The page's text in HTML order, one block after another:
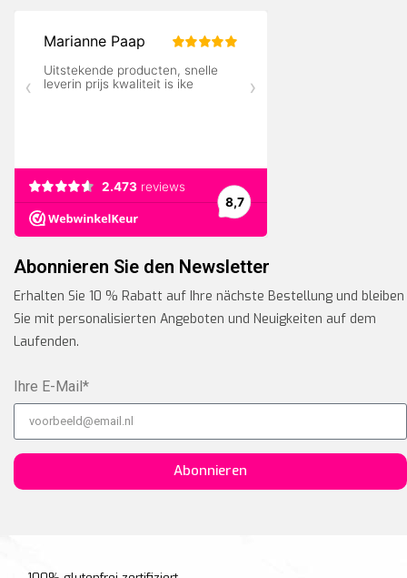
Abonnieren Sie den Newsletter
Erhalten Sie 10 % Rabatt auf Ihre nächste Bestellung und bleiben
Sie mit personalisierten Angeboten und Neuigkeiten auf dem
Laufenden.
Ihre E-Mail*
Abonnieren